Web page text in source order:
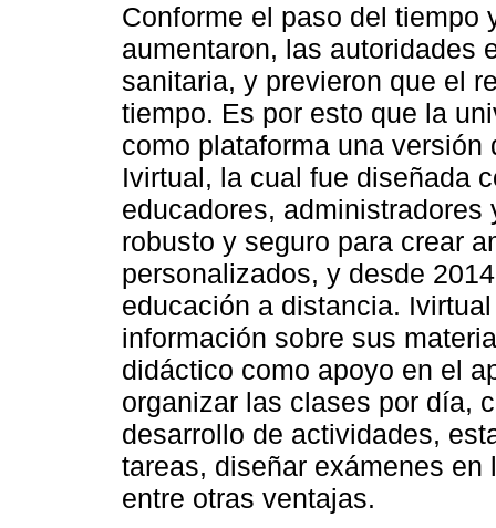
Conforme el paso del tiempo
aumentaron, las autoridades
sanitaria, y previeron que el
tiempo. Es por esto que la
como plataforma una
Ivirtual, la cual fue diseñada
educadores,
robusto y seguro para crear
personalizados, y desde
educación a distancia.
información sobre sus
didáctico como apoyo en el
organizar las clases por día,
desarrollo de actividades,
tareas, diseñar exámenes
entre otras ventajas.